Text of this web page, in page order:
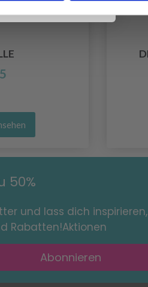
50%
und lass dich inspirieren,
Rabatten!Aktionen
Abonnieren